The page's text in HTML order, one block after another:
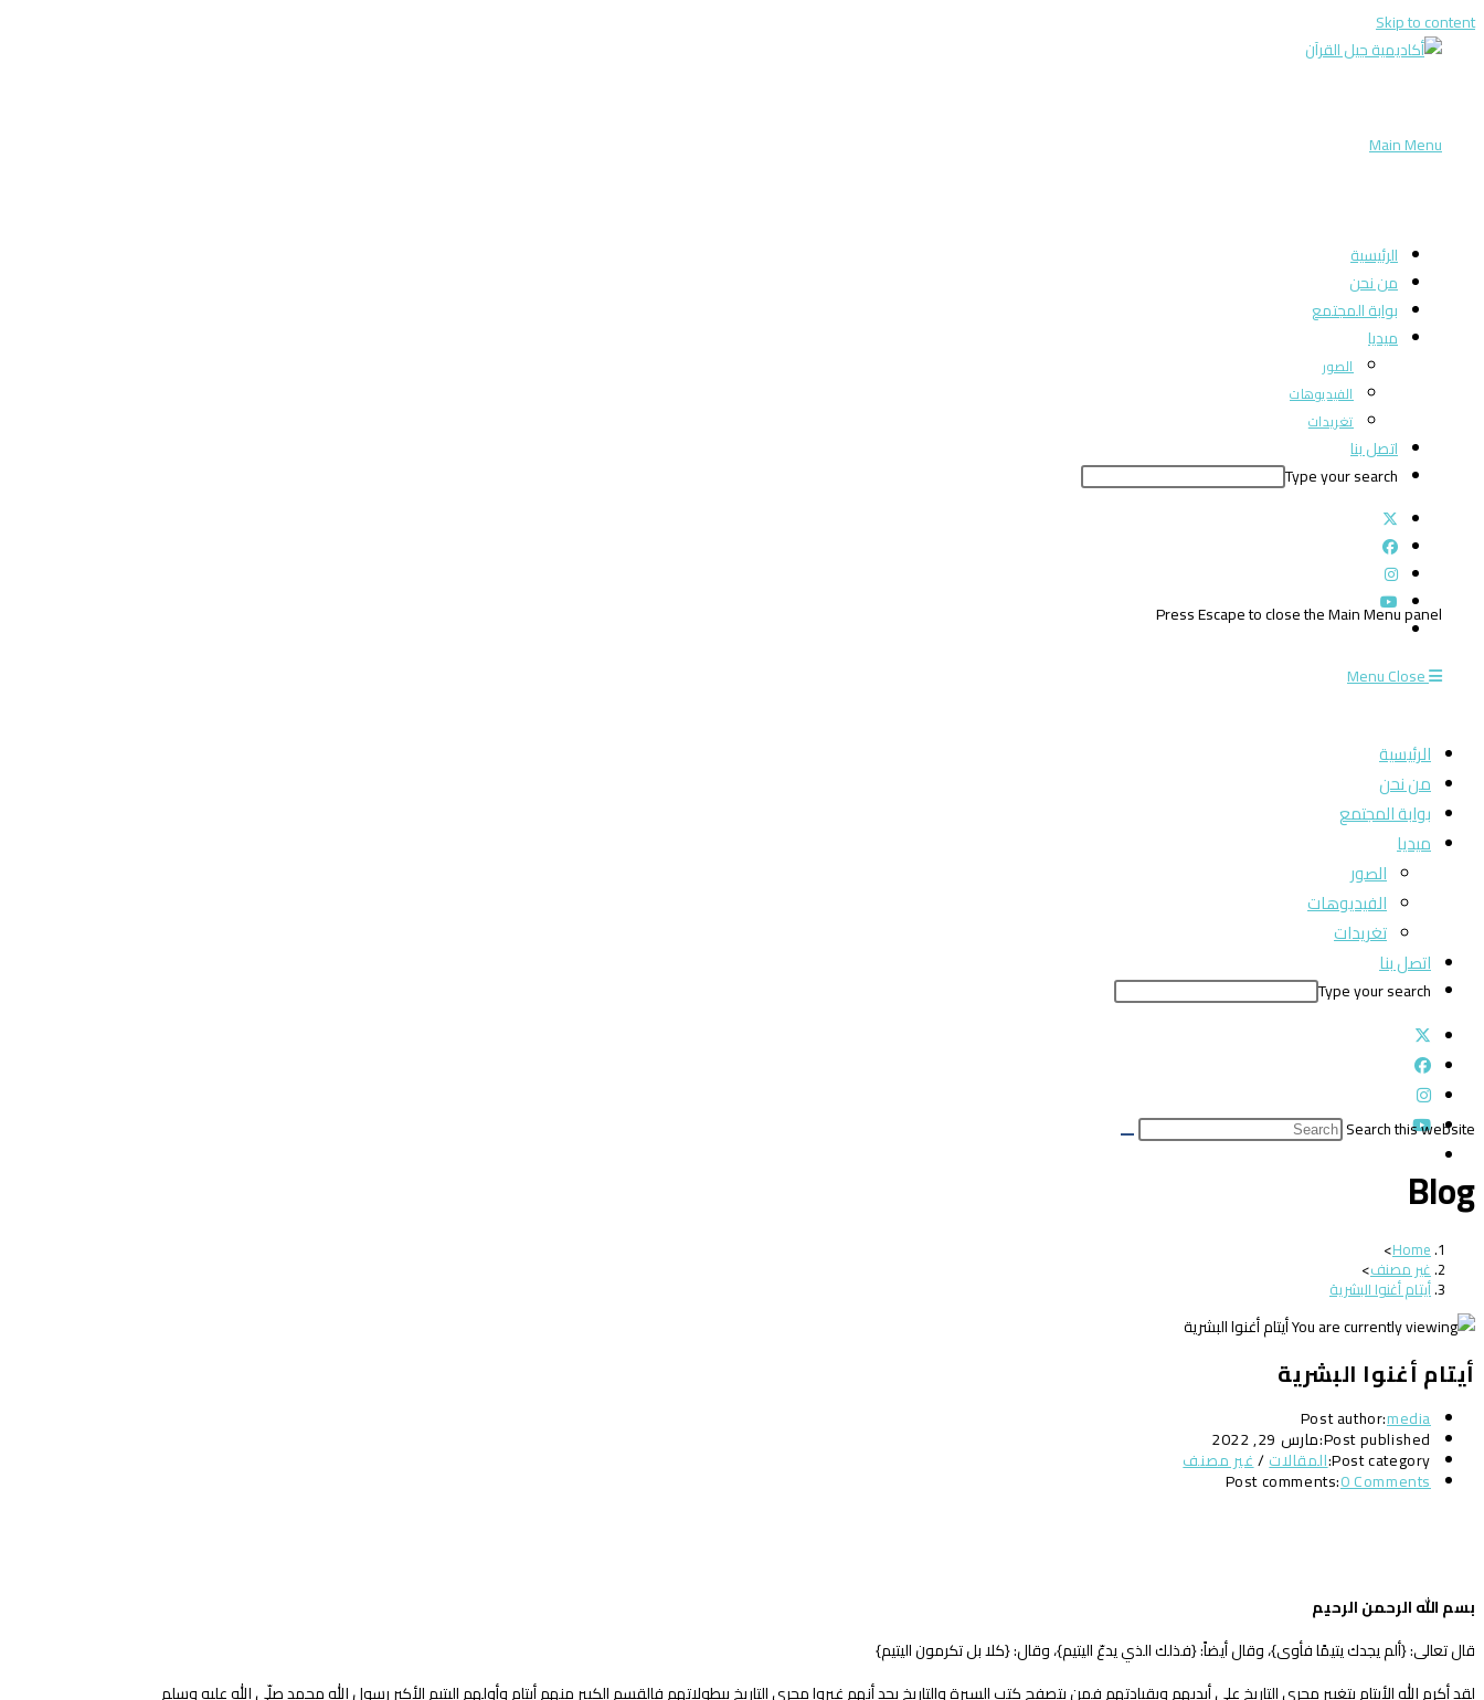
Skip to content
Main Menu
الرئيسية
من نحن
بوابة المجتمع
ميديا
الصور
الفيديوهات
تغريدات
اتصل بنا
Type your search
Press Escape to close the Main Menu panel
MenuClose
الرئيسية
من نحن
بوابة المجتمع
ميديا
الصور
الفيديوهات
تغريدات
اتصل بنا
Type your search
Search this website
Blog
Home
>
غير مصنف>
أيتام أغنوا البشرية
أيتام أغنوا البشرية
Post author:media
Post published: مارس 29, 2022
Post category:المقالات/غير مصنف
Post comments:0 Comments
بسم الله الرحمن الرحيم
قال تعالى: {ألم يجدك يتيمًا فأوى}، وقال أيضاً: {فذلك الذي يدعّ اليتيم}، وقال: {كلا بل تكرمون اليتيم}
لقد أكرم الله الأيتام بتغيير مجرى التاريخ على أيديهم وبقيادتهم فمن يتصفح كتب السيرة والتاريخ يجد أنهم غيروا مجرى التاريخ ببطولاتهم فالقسم الكبير منهم أيتام وأولهم اليتيم الأكبر رسول الله محمد صلّى الله عليه وسلم